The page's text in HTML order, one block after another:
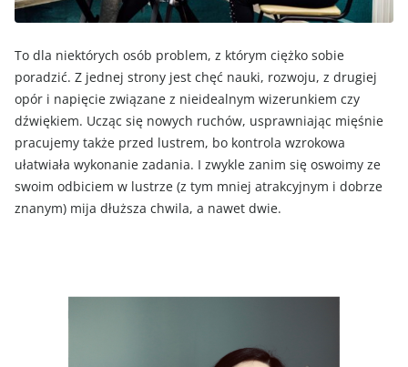
To dla niektórych osób problem, z którym ciężko sobie
poradzić. Z jednej strony jest chęć nauki, rozwoju, z drugiej
opór i napięcie związane z nieidealnym wizerunkiem czy
dźwiękiem. Ucząc się nowych ruchów, usprawniając mięśnie
pracujemy także przed lustrem, bo kontrola wzrokowa
ułatwiała wykonanie zadania. I zwykle zanim się oswoimy ze
swoim odbiciem w lustrze (z tym mniej atrakcyjnym i dobrze
znanym) mija dłuższa chwila, a nawet dwie.